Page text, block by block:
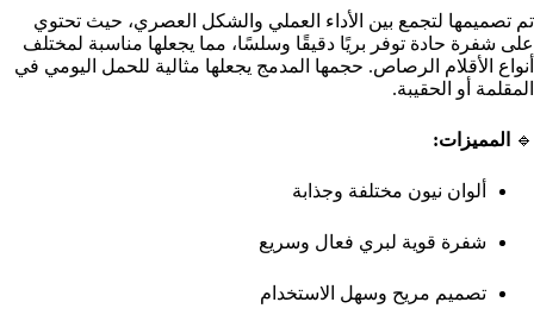
تم تصميمها لتجمع بين الأداء العملي والشكل العصري، حيث تحتوي
على شفرة حادة توفر بريًا دقيقًا وسلسًا، مما يجعلها مناسبة لمختلف
أنواع الأقلام الرصاص. حجمها المدمج يجعلها مثالية للحمل اليومي في
المقلمة أو الحقيبة.
🔹 المميزات:
ألوان نيون مختلفة وجذابة
شفرة قوية لبري فعال وسريع
تصميم مريح وسهل الاستخدام